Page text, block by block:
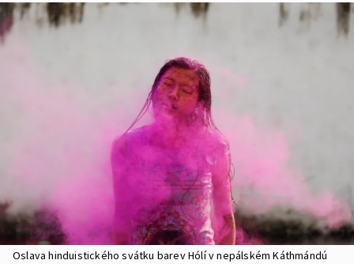
Oslava hinduistického svátku barev Hólí v nepálském Káthmándú